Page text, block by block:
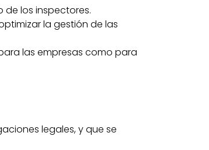
los inspectores.
la gestión de las
las empresas como para
legales, y que se